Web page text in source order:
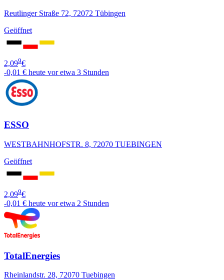
Reutlinger Straße 72, 72072 Tübingen
Geöffnet
2,099€
-0,01 € heute vor etwa 3 Stunden
ESSO
WESTBAHNHOFSTR. 8, 72070 TUEBINGEN
Geöffnet
2,099€
-0,01 € heute vor etwa 2 Stunden
TotalEnergies
Rheinlandstr. 28, 72070 Tuebingen